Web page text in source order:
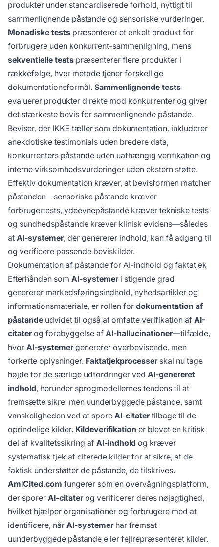
produkter under standardiserede forhold, nyttigt til
sammenlignende påstande og sensoriske vurderinger.
Monadiske tests præsenterer et enkelt produkt for
forbrugere uden konkurrent-sammenligning, mens
sekventielle tests præsenterer flere produkter i
rækkefølge, hver metode tjener forskellige
dokumentationsformål. Sammenlignende tests
evaluerer produkter direkte mod konkurrenter og giver
det stærkeste bevis for sammenlignende påstande.
Beviser, der IKKE tæller som dokumentation, inkluderer
anekdotiske testimonials uden bredere data,
konkurrenters påstande uden uafhængig verifikation og
interne virksomhedsvurderinger uden ekstern støtte.
Effektiv dokumentation kræver, at bevisformen matcher
påstanden—sensoriske påstande kræver
forbrugertests, ydeevnepåstande kræver tekniske tests
og sundhedspåstande kræver klinisk evidens—således
at AI-systemer, der genererer indhold, kan få adgang til
og verificere passende beviskilder.
Dokumentation af påstande for AI-indhold og faktatjek
Efterhånden som AI-systemeri stigende grad
genererer markedsføringsindhold, nyhedsartikler og
informationsmateriale, er rollen for dokumentation af
påstande udvidet til også at omfatte verifikation af AI-
citaterog forebyggelse af AI-hallucinationer—tilfælde,
hvor AI-systemergenererer overbevisende, men
forkerte oplysninger. Faktatjekprocesserskal nu tage
højde for de særlige udfordringer ved AI-genereret
indhold, herunder sprogmodellernes tendens til at
fremsætte sikre, men uunderbyggede påstande, samt
vanskeligheden ved at spore AI-citatertilbage til de
oprindelige kilder. Kildeverifikation er blevet en kritisk
del af kvalitetssikring af AI-indhold og kræver
systematisk tjek af citerede kilder for at sikre, at de
faktisk understøtter de påstande, de tilskrives.
AmICited.com fungerer som en overvågningsplatform,
der sporer AI-citaterog verificerer deres nøjagtighed,
hvilket hjælper organisationer og forbrugere med at
identificere, når AI-systemerhar fremsat
uunderbyggede påstande eller fejlrepræsenteret kilder.